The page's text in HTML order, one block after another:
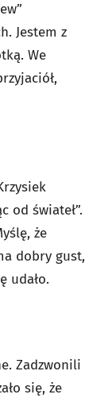
Jestem z
We
od świateł”.
że
dobry gust,
udało.
Zadzwonili
się, że